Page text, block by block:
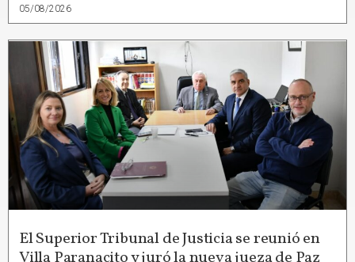
05/08/2026
El Superior Tribunal de Justicia se reunió en